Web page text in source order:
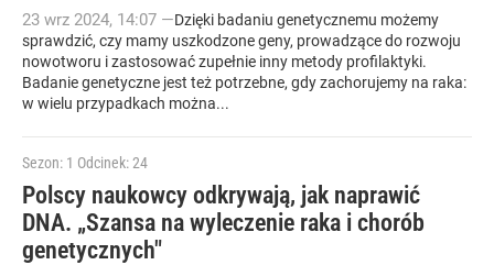
23 wrz 2024, 14:07 —Dzięki badaniu genetycznemu możemy
sprawdzić, czy mamy uszkodzone geny, prowadzące do rozwoju
nowotworu i zastosować zupełnie inny metody profilaktyki.
Badanie genetyczne jest też potrzebne, gdy zachorujemy na raka:
w wielu przypadkach można...
Sezon: 1 Odcinek: 24
Polscy naukowcy odkrywają, jak naprawić
DNA. „Szansa na wyleczenie raka i chorób
genetycznych"